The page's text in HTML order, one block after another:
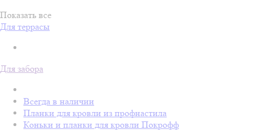
Показать все
Для террасы
Для забора
Всегда в наличии
Планки для кровли из профнастила
Коньки и планки для кровли Покрофф